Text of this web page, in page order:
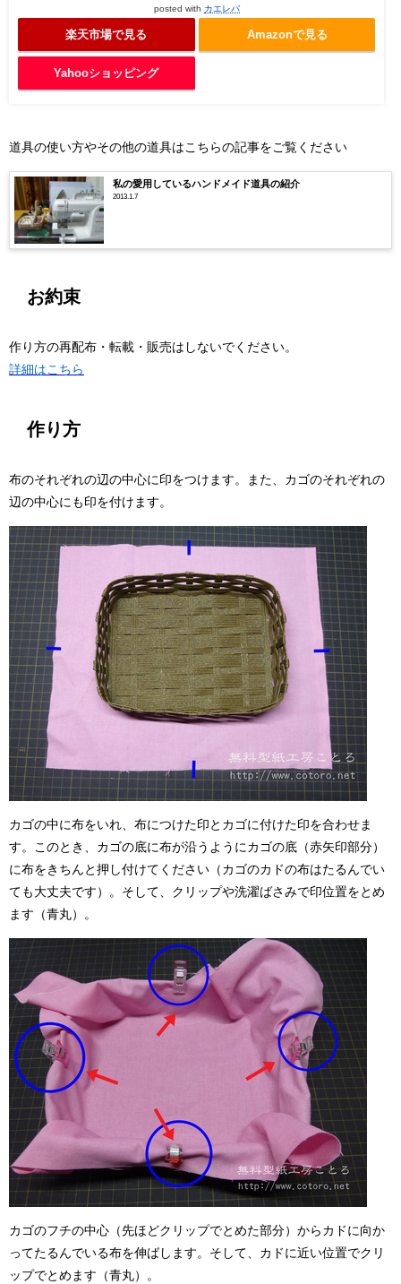
posted with カエレバ
楽天市場で見る Amazonで見る
Yahooショッピング
道具の使い方やその他の道具はこちらの記事をご覧ください
私の愛用しているハンドメイド道具の紹介
2013.1.7
お約束
作り方の再配布・転載・販売はしないでください。
詳細はこちら
作り方
布のそれぞれの辺の中心に印をつけます。また、カゴのそれぞれの
辺の中心にも印を付けます。
カゴの中に布をいれ、布につけた印とカゴに付けた印を合わせま
す。このとき、カゴの底に布が沿うようにカゴの底（赤矢印部分）
に布をきちんと押し付けてください（カゴのカドの布はたるんでい
ても大丈夫です）。そして、クリップや洗濯ばさみで印位置をとめ
ます（青丸）。
カゴのフチの中心（先ほどクリップでとめた部分）からカドに向か
ってたるんでいる布を伸ばします。そして、カドに近い位置でクリ
ップでとめます（青丸）。